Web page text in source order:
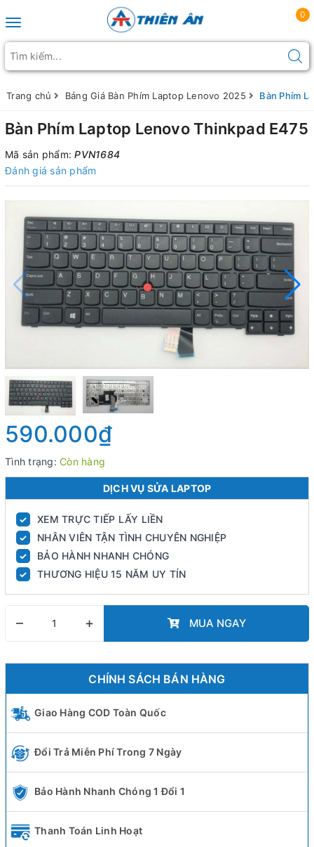
Toggle navigation
0
Trang chủ Bảng Giá Bàn Phím Laptop Lenovo 2025 Bàn Phím
Bàn Phím Laptop Lenovo Thinkpad E475
Mã sản phẩm:PVN1684
Đánh giá sản phẩm
590.000₫
Tình trạng: Còn hàng
DỊCH VỤ SỬA LAPTOP
✓ XEM TRỰC TIẾP LẤY LIỀN
✓ NHÂN VIÊN TẬN TÌNH CHUYÊN NGHIỆP
✓ BẢO HÀNH NHANH CHÓNG
✓ THƯƠNG HIỆU 15 NĂM UY TÍN
– + MUA NGAY
CHÍNH SÁCH BÁN HÀNG
Giao Hàng COD Toàn Quốc
Đổi Trả Miễn Phí Trong 7 Ngày
Bảo Hành Nhanh Chóng 1 Đổi 1
Thanh Toán Linh Hoạt